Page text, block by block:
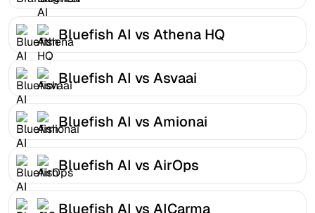
Bluefish AI vs Athena HQ
Bluefish AI vs Asvaai
Bluefish AI vs Amionai
Bluefish AI vs AirOps
Bluefish AI vs AICarma